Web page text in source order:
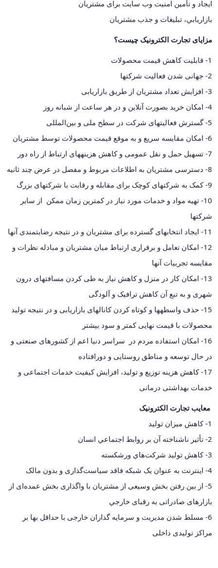
ایجاد و تأمین امنيت وب سايت برای مشتریان
بازاريابي، تبلیغات و جذب مشتریان
مزایای تجارت الکترونیک چیست؟
1- قابلیت کاهش قیمت محصولات
2- جهانی شدن فعالیت شرکت‎ها
3- افزایش تعداد مشتریان از طریق بازاریابی
4- امکان خرید بصورت آنلاین و در هر ساعت از شبانه روز
5- گسترش فعالیت‎های شرکت در سطح ملی و بین‌المللی
6- امکان مقایسه سریع و به موقع قیمت محصولات توسط مشتریان
7- تسهیل حمل و نقل عمومی و کاهش هزینه‎های ارتباط از راه دور
8- دسترسی مشتریان به اطلاعات مربوط و مفصل در عرض چند ثانیه
9- کمک به شرکت‎های کوچک برای مقابله و رقابت با شرکت‎های بزرگ
10- تهیه مواد و خدمات مورد نیاز در کمترین زمان ممکن از سایر
شرکت‎ها
11- ایجاد انتخاب‎های گسترده برای مشتریان و در نتیجه رضایتمندی آنها
12- امکان تعامل و برقراری ارتباط میان مشتریان و مبادله نظرات و
مقایسه تجربیات آنها
13- امکان کار در منزل و کاهش نیاز به طی کردن مسافت‎های درون
شهری و به تبع آن کاهش ترافیک و آلودگی
15- حذف واسطه‎ها و کوتاه کردن کانال‎های بازاریابی و در نتیجه تولید
محصولات با قیمت نهایی کمتر و سود بیشتر
16- امکان استفاده مردم در سراسر دنیا اعم از کشورهای صنعتی و
در حال توسعه و مناطق روستایی و دورافتاده
17- کاهش هزینه توزیع و تولید، افزایش کیفیت خدمات اجتماعی و
خدمات بهداشتی درمانی
معايب تجارت الکترونيک
1- کاهش ميزان توليد
2- تأثير ناشناخته آن بر روابط اجتماعي انسان
3- کاهش توليد شرکت‌هاي ورشکسته
4- اينترنت به عنوان يک شبکه فاقد سياست‌گذارى و بدون ‎مالک
5- از بین رفتن بخش وسیعی از مشتریان با واگذارى بخش عمده‌اى از
بازارهاى صادراتى به رقباى خارجي
6- مسلط شدن مديريت و سرمايه گذاران خارجى با حداقل بها بر
مراکز تولیدی داخلی